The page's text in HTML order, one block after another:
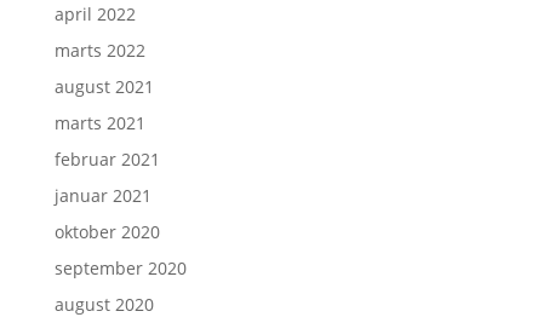
april 2022
marts 2022
august 2021
marts 2021
februar 2021
januar 2021
oktober 2020
september 2020
august 2020